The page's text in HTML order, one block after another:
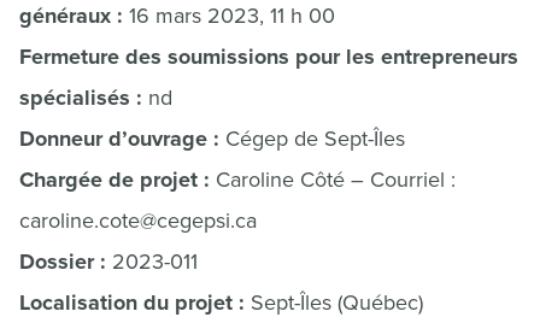
généraux : 16 mars 2023, 11 h 00
Fermeture des soumissions pour les entrepreneurs
spécialisés : nd
Donneur d’ouvrage : Cégep de Sept-Îles
Chargée de projet : Caroline Côté – Courriel :
caroline.cote@cegepsi.ca
Dossier : 2023-011
Localisation du projet : Sept-Îles (Québec)